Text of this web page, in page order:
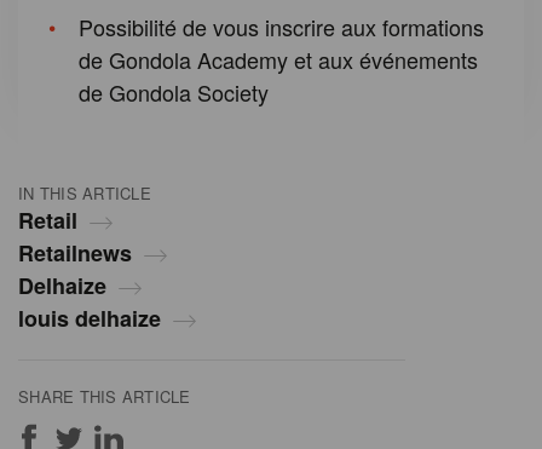
IN THIS ARTICLE
Retail
Retailnews
Delhaize
louis delhaize
SHARE THIS ARTICLE
Possibilité de vous inscrire aux formations
de Gondola Academy et aux événements
de Gondola Society